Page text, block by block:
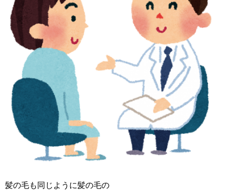
髪の毛も同じように髪の毛の